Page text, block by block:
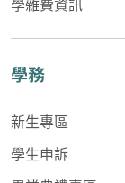
學務
新生專區
學生申訴